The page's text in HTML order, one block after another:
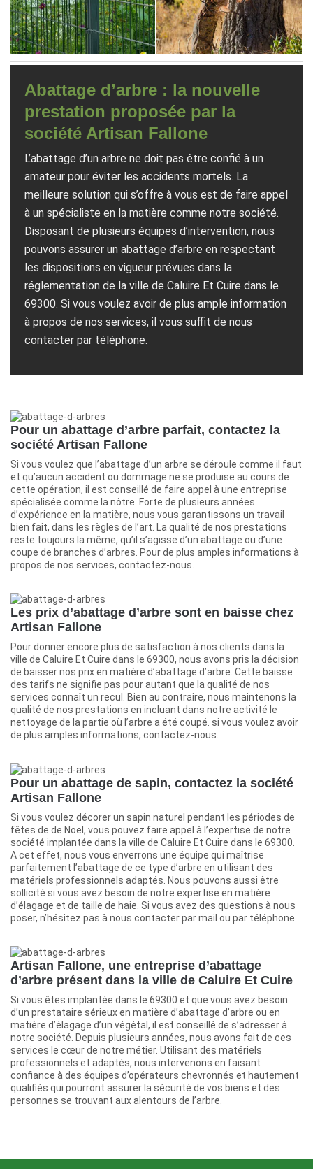
Abattage d’arbre : la nouvelle
prestation proposée par la
société Artisan Fallone
L’abattage d’un arbre ne doit pas être confié à un
amateur pour éviter les accidents mortels. La
meilleure solution qui s’offre à vous est de faire appel
à un spécialiste en la matière comme notre société.
Disposant de plusieurs équipes d’intervention, nous
pouvons assurer un abattage d’arbre en respectant
les dispositions en vigueur prévues dans la
réglementation de la ville de Caluire Et Cuire dans le
69300. Si vous voulez avoir de plus ample information
à propos de nos services, il vous suffit de nous
contacter par téléphone.
Pour un abattage d’arbre parfait, contactez la
société Artisan Fallone
Si vous voulez que l’abattage d’un arbre se déroule comme il faut
et qu’aucun accident ou dommage ne se produise au cours de
cette opération, il est conseillé de faire appel à une entreprise
spécialisée comme la nôtre. Forte de plusieurs années
d’expérience en la matière, nous vous garantissons un travail
bien fait, dans les règles de l’art. La qualité de nos prestations
reste toujours la même, qu’il s’agisse d’un abattage ou d’une
coupe de branches d’arbres. Pour de plus amples informations à
propos de nos services, contactez-nous.
Les prix d’abattage d’arbre sont en baisse chez
Artisan Fallone
Pour donner encore plus de satisfaction à nos clients dans la
ville de Caluire Et Cuire dans le 69300, nous avons pris la décision
de baisser nos prix en matière d’abattage d’arbre. Cette baisse
des tarifs ne signifie pas pour autant que la qualité de nos
services connaît un recul. Bien au contraire, nous maintenons la
qualité de nos prestations en incluant dans notre activité le
nettoyage de la partie où l’arbre a été coupé. si vous voulez avoir
de plus amples informations, contactez-nous.
Pour un abattage de sapin, contactez la société
Artisan Fallone
Si vous voulez décorer un sapin naturel pendant les périodes de
fêtes de de Noël, vous pouvez faire appel à l’expertise de notre
société implantée dans la ville de Caluire Et Cuire dans le 69300.
A cet effet, nous vous enverrons une équipe qui maîtrise
parfaitement l’abattage de ce type d’arbre en utilisant des
matériels professionnels adaptés. Nous pouvons aussi être
sollicité si vous avez besoin de notre expertise en matière
d’élagage et de taille de haie. Si vous avez des questions à nous
poser, n’hésitez pas à nous contacter par mail ou par téléphone.
Artisan Fallone, une entreprise d’abattage
d’arbre présent dans la ville de Caluire Et Cuire
Si vous êtes implantée dans le 69300 et que vous avez besoin
d’un prestataire sérieux en matière d’abattage d’arbre ou en
matière d’élagage d’un végétal, il est conseillé de s’adresser à
notre société. Depuis plusieurs années, nous avons fait de ces
services le cœur de notre métier. Utilisant des matériels
professionnels et adaptés, nous intervenons en faisant
confiance à des équipes d’opérateurs chevronnés et hautement
qualifiés qui pourront assurer la sécurité de vos biens et des
personnes se trouvant aux alentours de l’arbre.